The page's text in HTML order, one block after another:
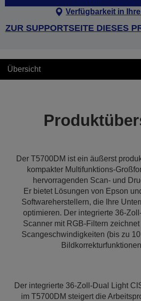
Verfügbarkeit in
ZUR SUPPORTSEITE DIESES
Übersicht
Der T5700DM ist ein äußerst
kompakter Multifunktions-
hervorragenden Scan- und
Er bietet Lösungen von Epson
Softwareherstellern, die Ihre
optimieren. Der integrierte 36-
Scanner mit RGB-Filtern
Scangeschwindigkeiten (bis zu
Der integrierte 36-Zoll-Dual Light
im T5700DM steigert die